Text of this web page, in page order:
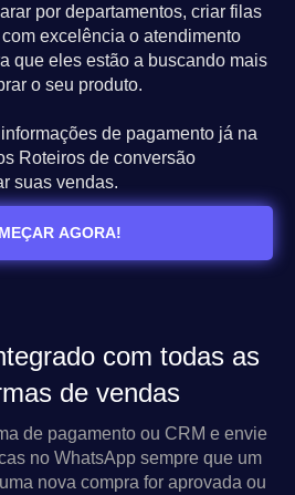
por departamentos, criar filas
excelência o atendimento
que eles estão a buscando mais
o seu produto.
de pagamento já na
Roteiros de conversão
suas vendas.
AGORA!
com todas as
de vendas
de pagamento ou CRM e envie
no WhatsApp sempre que um
nova compra for aprovada ou